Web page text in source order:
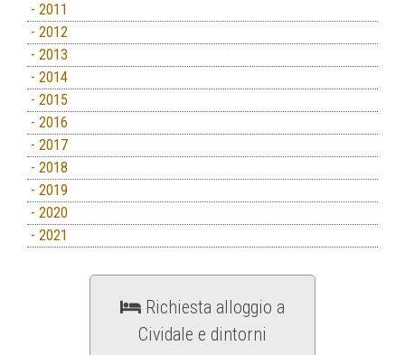
- 2011
- 2012
- 2013
- 2014
- 2015
- 2016
- 2017
- 2018
- 2019
- 2020
- 2021
Richiesta alloggio a
Cividale e dintorni